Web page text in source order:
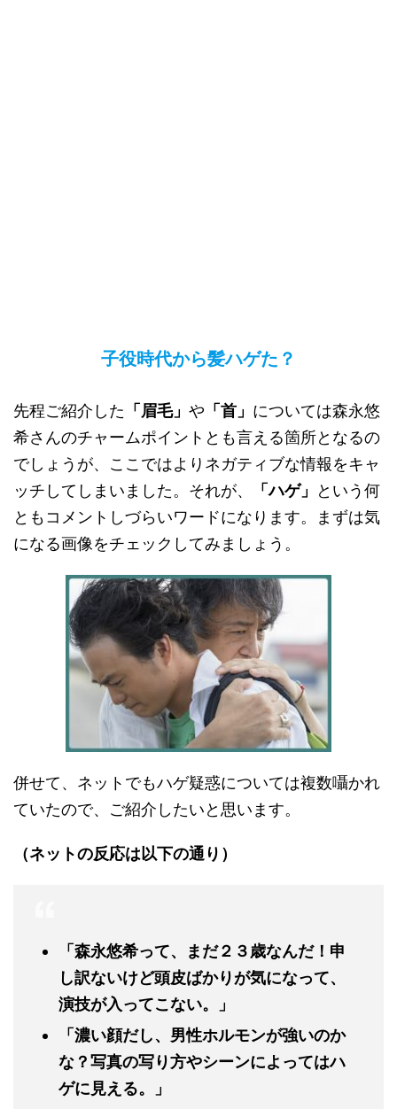
子役時代から髪ハゲた？
先程ご紹介した 「眉毛」 や 「首」 については森永悠
希さんのチャームポイントとも言える箇所となるの
でしょうが、ここではよりネガティブな情報をキャ
ッチしてしまいました。それが、
「ハゲ」
という何
ともコメントしづらいワードになります。まずは気
になる画像をチェックしてみましょう。
併せて、ネットでもハゲ疑惑については複数囁かれ
ていたので、ご紹介したいと思います。
（ネットの反応は以下の通り）
「森永悠希って、まだ２３歳なんだ！申
し訳ないけど頭皮ばかりが気になって、
演技が入ってこない。」
「濃い顔だし、男性ホルモンが強いのか
な？写真の写り方やシーンによってはハ
ゲに見える。」